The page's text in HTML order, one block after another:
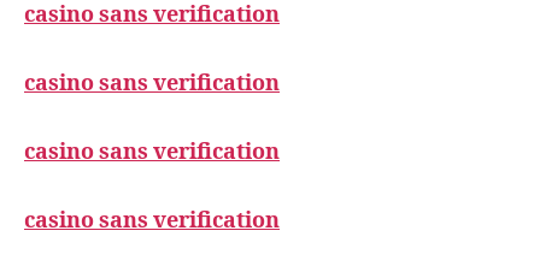
casino sans verification
casino sans verification
casino sans verification
casino sans verification